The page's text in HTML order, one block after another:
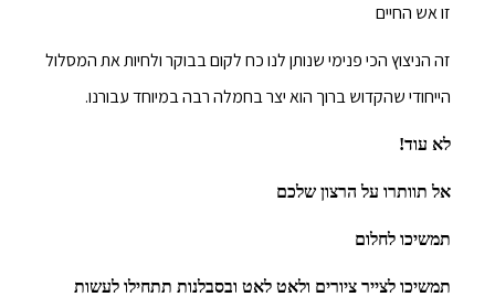
זו אש החיים
זה הניצוץ הכי פנימי שנותן לנו כח לקום בבוקר ולחיות את המסלול
הייחודי שהקדוש ברוך הוא יצר בחמלה רבה במיוחד עבורנו.
לא עוד!
אל תוותרו על הרצון שלכם
תמשיכו לחלום
תמשיכו לצייר ציורים ולאט לאט ובסבלנות תתחילו לעשות